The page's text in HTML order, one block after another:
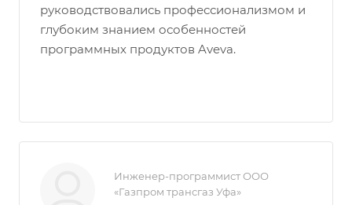
руководствовались профессионализмом и
глубоким знанием особенностей
программных продуктов Aveva.
Инженер-программист ООО
«Газпром трансгаз Уфа»